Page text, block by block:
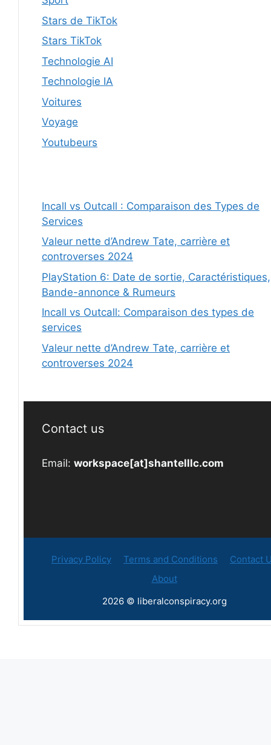
Stars de TikTok
Stars TikTok
Technologie AI
Technologie IA
Voitures
Voyage
Youtubeurs
Incall vs Outcall : Comparaison des Types de
Services
Valeur nette d’Andrew Tate, carrière et
controverses 2024
PlayStation 6: Date de sortie, Caractéristiques,
Bande-annonce & Rumeurs
Incall vs Outcall: Comparaison des types de
services
Valeur nette d’Andrew Tate, carrière et
controverses 2024
Contact us
Email: workspace[at]shantelllc.com
Privacy Policy Terms and Conditions
Contact
About
2026 © liberalconspiracy.org